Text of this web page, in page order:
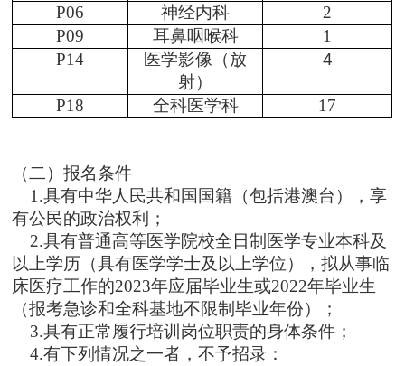
P06
神经内科
2
P09
耳鼻咽喉科
1
P14
医学影像（放
射）
4
P18 全科医学科 17
（二）报名条件
1.具有中华人民共和国国籍（包括港澳台），享
有公民的政治权利；
2.具有普通高等医学院校全日制医学专业本科及
以上学历（具有医学学士及以上学位），拟从事临
床医疗工作的2023年应届毕业生或2022年毕业生
（报考急诊和全科基地不限制毕业年份）；
3.具有正常履行培训岗位职责的身体条件；
4.有下列情况之一者，不予招录：